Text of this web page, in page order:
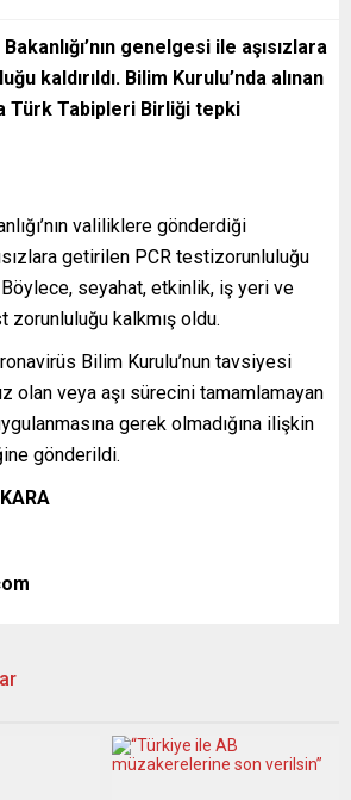
genelgesi ile aşısızlara
kaldırıldı. Bilim Kurulu’nda alınan
Türk Tabipleri Birliği tepki
valiliklere gönderdiği
getirilen PCR testizorunluluğu
Böylece, seyahat, etkinlik, iş yeri ve
kalkmış oldu.
Bilim Kurulu’nun tavsiyesi
olan veya aşı sürecini tamamlamayan
gerek olmadığına ilişkin
gönderildi.